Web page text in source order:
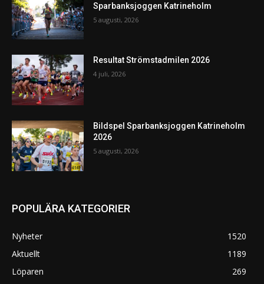
Sparbanksjoggen Katrineholm
5 augusti, 2026
Resultat Strömstadmilen 2026
4 juli, 2026
Bildspel Sparbanksjoggen Katrineholm
2026
5 augusti, 2026
POPULÄRA KATEGORIER
Nyheter
1520
Aktuellt
1189
Löparen
269